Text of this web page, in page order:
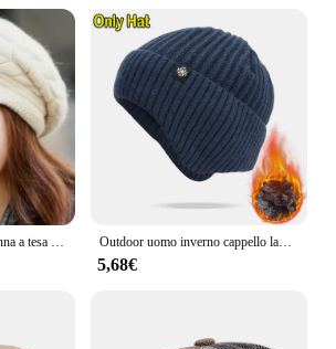
to fit your vehicle's rear window
a snug fit and maximum
451 is not just a product; it's a
looking to add a touch of
to their vehicles.
Cappello invernale da donna a tesa larga Tenere al caldo Berretto lavorato a maglia Cappelli femminili morbidi ad alta elasticità Berretti caldi Berretti Ragazza Cap Tinta unita 2023 Nuovo Outdoor uomo inverno cappello lavorato a maglia peluche calore berretto con visiera paraorecchie moda Casual cappelli Bomber foderati in pelliccia sintetica ciclismo protezione per le orecchie
5,68€